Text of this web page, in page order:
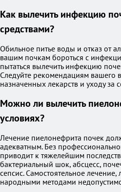
Как вылечить инфекцию
средствами?
Обильное питье воды и отказ от
вашим почкам бороться с
пытаться вылечить инфекцию
Следуйте рекомендациям вашего
назначенных лекарств и уходу за
Можно ли вылечить
условиях?
Лечение пиелонефрита почек
адекватным. Без
приводит к тяжелейшим
бактериальный шок, абсцесс,
сепсис. Самостоятельное
народными методами